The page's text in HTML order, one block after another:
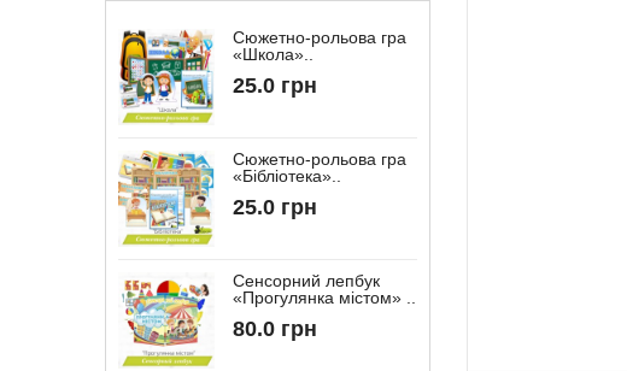
Сюжетно-рольова гра
«Школа»..
25.0 грн
Сюжетно-рольова гра
«Бібліотека»..
25.0 грн
Сенсорний лепбук
«Прогулянка містом» ..
80.0 грн